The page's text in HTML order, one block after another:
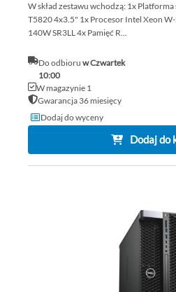
W skład zestawu wchodzą: 1x
T5820 4x3.5" 1x Procesor Intel Xeon
140W SR3LL 4x Pamięć R...
Do odbioruw Czwartek
10:00
W magazynie 1
Gwarancja 36 miesięcy
Dodaj do wyceny
Dodaj do